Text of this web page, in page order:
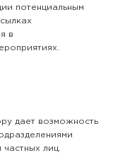
потенциальным
в
дает возможность
лиц.